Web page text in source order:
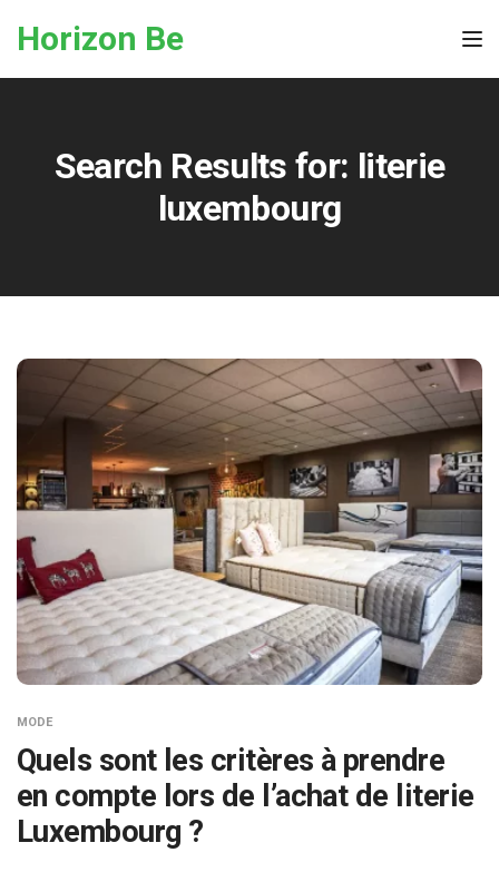
Horizon Be
Search Results for: literie
luxembourg
MODE
Quels sont les critères à prendre
en compte lors de l’achat de literie
Luxembourg ?